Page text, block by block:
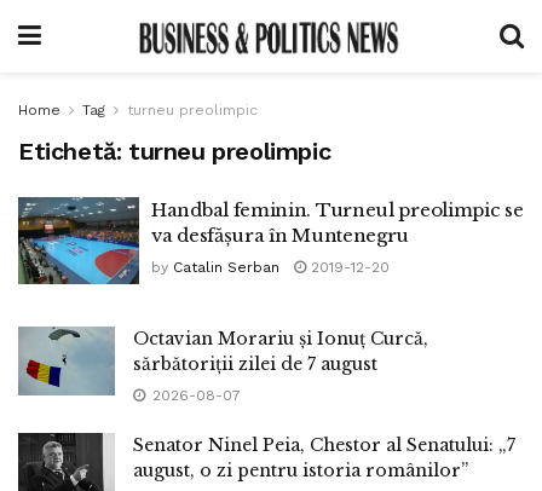
Home Tag turneu preolimpic
Etichetă: turneu preolimpic
Handbal feminin. Turneul preolimpic se
va desfășura în Muntenegru
by Catalin Serban 2019-12-20
Octavian Morariu și Ionuț Curcă,
sărbătoriții zilei de 7 august
2026-08-07
Senator Ninel Peia, Chestor al Senatului: „7
august, o zi pentru istoria românilor”